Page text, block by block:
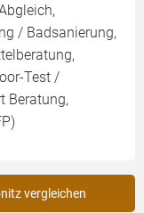
/ Badsanierung,
Test /
Beratung,
vergleichen